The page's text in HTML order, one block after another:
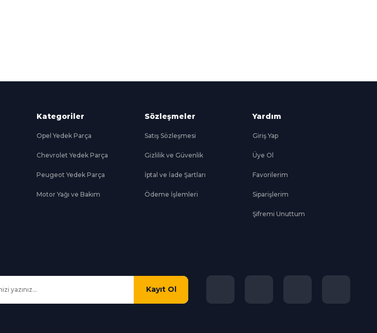
Gönder
Kategoriler
Opel Yedek Parça
Chevrolet Yedek Parça
Peugeot Yedek Parça
Motor Yağı ve Bakım
Sözleşmeler
Satış Sözleşmesi
Gizlilik ve Güvenlik
İptal ve İade Şartları
Ödeme İşlemleri
Yardım
Giriş Yap
Üye Ol
Favorilerim
Siparişlerim
Şifremi Unuttum
Kayıt Ol